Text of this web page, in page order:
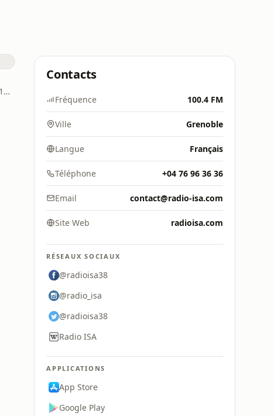
Thiaucourt-Regniéville · 102.7 FM
Contacts
Fréquence 100.4 FM
Ville Grenoble
Langue Français
Téléphone +04 76 96 36 36
Email contact@radio-isa.com
Site Web radioisa.com
RÉSEAUX SOCIAUX
@radioisa38
@radio_isa
@radioisa38
Radio ISA
APPLICATIONS
App Store
Google Play